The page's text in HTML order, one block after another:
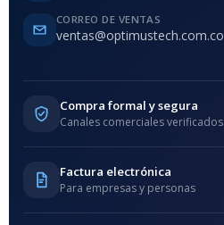
CORREO DE VENTAS
ventas@optimustech.com.co
Compra formal y segura
Canales comerciales verificados
Factura electrónica
Para empresas y personas